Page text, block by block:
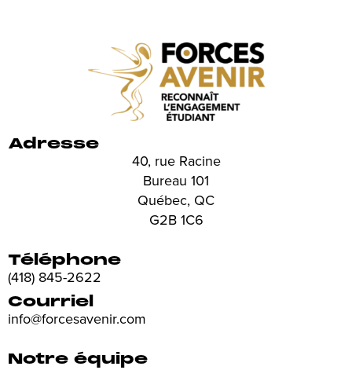
Adresse
40, rue Racine
Bureau 101
Québec, QC
G2B 1C6
Téléphone
(418) 845-2622
Courriel
info@forcesavenir.com
Notre équipe